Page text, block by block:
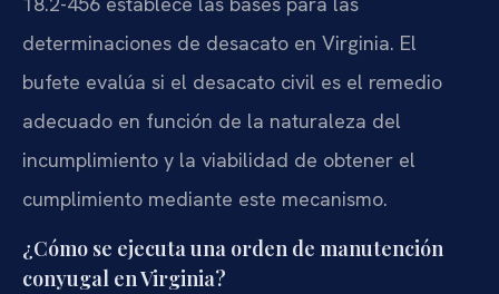
determinaciones de desacato en Virginia. El
bufete evalúa si el desacato civil es el remedio
adecuado en función de la naturaleza del
incumplimiento y la viabilidad de obtener el
cumplimiento mediante este mecanismo.
¿Cómo se ejecuta una orden de manutención
conyugal en Virginia?